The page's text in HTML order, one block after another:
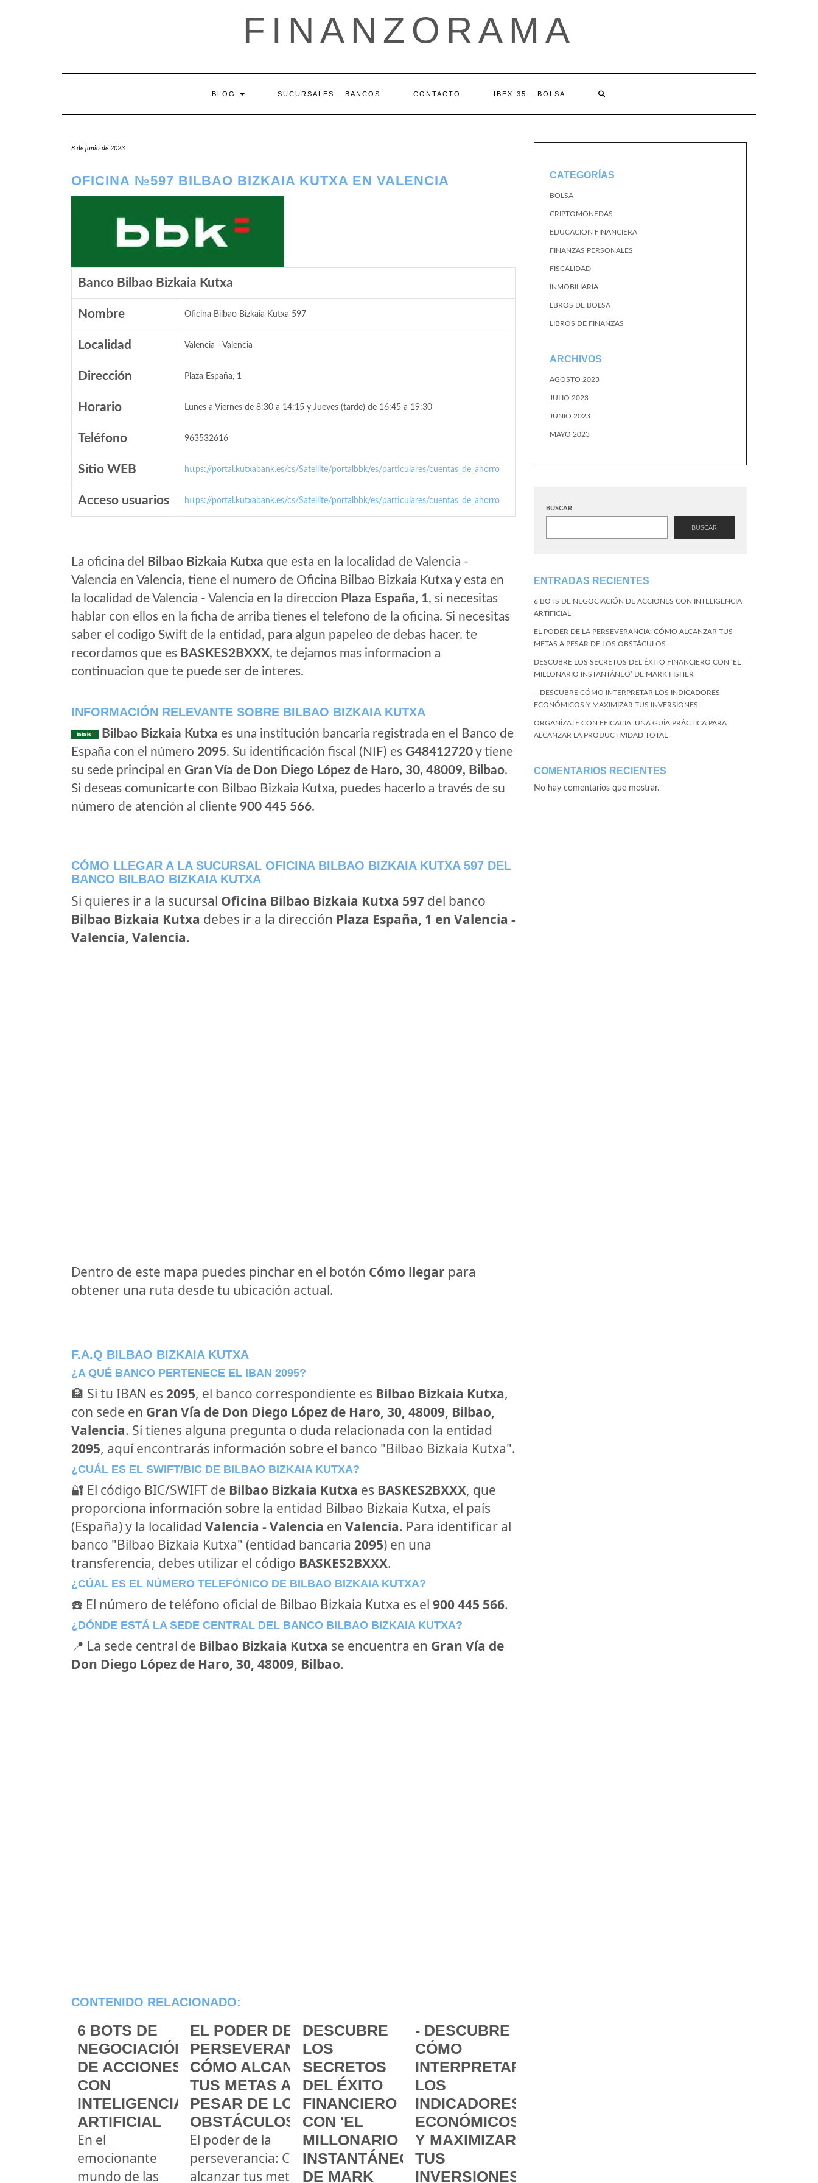
FINANZORAMA
BLOG SUCURSALES – BANCOS CONTACTO IBEX-35 – BOLSA
8 de junio de 2023
OFICINA №597 BILBAO BIZKAIA KUTXA EN VALENCIA
Banco Bilbao Bizkaia Kutxa
Nombre Oficina Bilbao Bizkaia Kutxa 597
Localidad Valencia - Valencia
Dirección Plaza España, 1
Horario Lunes a Viernes de 8:30 a 14:15 y Jueves (tarde) de 16:45 a 19:30
Teléfono 963532616
Sitio WEB https://portal.kutxabank.es/cs/Satellite/portalbbk/es/particulares/cuentas_de_ahorro
Acceso usuarios https://portal.kutxabank.es/cs/Satellite/portalbbk/es/particulares/cuentas_de_ahorro
La oficina del Bilbao Bizkaia Kutxa que esta en la localidad de Valencia -
Valencia en Valencia, tiene el numero de Oficina Bilbao Bizkaia Kutxa y esta en
la localidad de Valencia - Valencia en la direccion Plaza España, 1, si necesitas
hablar con ellos en la ficha de arriba tienes el telefono de la oficina. Si necesitas
saber el codigo Swift de la entidad, para algun papeleo de debas hacer. te
recordamos que es BASKES2BXXX, te dejamos mas informacion a
continuacion que te puede ser de interes.
INFORMACIÓN RELEVANTE SOBRE BILBAO BIZKAIA KUTXA
Bilbao Bizkaia Kutxa es una institución bancaria registrada en el Banco de
España con el número 2095. Su identificación fiscal (NIF) es G48412720y tiene
su sede principal en Gran Vía de Don Diego López de Haro, 30, 48009, Bilbao.
Si deseas comunicarte con Bilbao Bizkaia Kutxa, puedes hacerlo a través de su
número de atención al cliente 900 445 566.
CÓMO LLEGAR A LA SUCURSAL OFICINA BILBAO BIZKAIA KUTXA 597 DEL
BANCO BILBAO BIZKAIA KUTXA
Si quieres ir a la sucursal Oficina Bilbao Bizkaia Kutxa 597 del banco
Bilbao Bizkaia Kutxa debes ir a la dirección Plaza España, 1 en Valencia -
Valencia, Valencia.
Dentro de este mapa puedes pinchar en el botón Cómo llegar para
obtener una ruta desde tu ubicación actual.
F.A.Q BILBAO BIZKAIA KUTXA
¿A QUÉ BANCO PERTENECE EL IBAN 2095?
🏦 Si tu IBAN es 2095, el banco correspondiente es Bilbao Bizkaia Kutxa,
con sede en Gran Vía de Don Diego López de Haro, 30, 48009, Bilbao,
Valencia. Si tienes alguna pregunta o duda relacionada con la entidad
2095, aquí encontrarás información sobre el banco "Bilbao Bizkaia Kutxa".
¿CUÁL ES EL SWIFT/BIC DE BILBAO BIZKAIA KUTXA?
🔐 El código BIC/SWIFT de Bilbao Bizkaia Kutxa es BASKES2BXXX, que
proporciona información sobre la entidad Bilbao Bizkaia Kutxa, el país
(España) y la localidad Valencia - Valencia en Valencia. Para identificar al
banco "Bilbao Bizkaia Kutxa" (entidad bancaria 2095) en una
transferencia, debes utilizar el código BASKES2BXXX.
¿CÚAL ES EL NÚMERO TELEFÓNICO DE BILBAO BIZKAIA KUTXA?
☎️ El número de teléfono oficial de Bilbao Bizkaia Kutxa es el 900 445 566.
¿DÓNDE ESTÁ LA SEDE CENTRAL DEL BANCO BILBAO BIZKAIA KUTXA?
📍 La sede central de Bilbao Bizkaia Kutxa se encuentra en Gran Vía de
Don Diego López de Haro, 30, 48009, Bilbao.
CONTENIDO RELACIONADO:
6 BOTS DE
NEGOCIACIÓN
DE ACCIONES
CON
INTELIGENCIA
ARTIFICIAL
En el
emocionante
mundo de las
EL PODER DE LA
PERSEVERANCIA:
CÓMO ALCANZAR
TUS METAS A
PESAR DE LOS
OBSTÁCULOS
El poder de la
perseverancia: Cómo
alcanzar tus metas
DESCUBRE
LOS
SECRETOS
DEL ÉXITO
FINANCIERO
CON 'EL
MILLONARIO
INSTANTÁNEO'
DE MARK
- DESCUBRE
CÓMO
INTERPRETAR
LOS
INDICADORES
ECONÓMICOS
Y MAXIMIZAR
TUS
INVERSIONES
CATEGORÍAS
BOLSA
CRIPTOMONEDAS
EDUCACION FINANCIERA
FINANZAS PERSONALES
FISCALIDAD
INMOBILIARIA
LBROS DE BOLSA
LIBROS DE FINANZAS
ARCHIVOS
AGOSTO 2023
JULIO 2023
JUNIO 2023
MAYO 2023
BUSCAR
BUSCAR
ENTRADAS RECIENTES
6 BOTS DE NEGOCIACIÓN DE ACCIONES CON INTELIGENCIA
ARTIFICIAL
EL PODER DE LA PERSEVERANCIA: CÓMO ALCANZAR TUS
METAS A PESAR DE LOS OBSTÁCULOS
DESCUBRE LOS SECRETOS DEL ÉXITO FINANCIERO CON ‘EL
MILLONARIO INSTANTÁNEO’ DE MARK FISHER
– DESCUBRE CÓMO INTERPRETAR LOS INDICADORES
ECONÓMICOS Y MAXIMIZAR TUS INVERSIONES
ORGANÍZATE CON EFICACIA: UNA GUÍA PRÁCTICA PARA
ALCANZAR LA PRODUCTIVIDAD TOTAL
COMENTARIOS RECIENTES
No hay comentarios que mostrar.